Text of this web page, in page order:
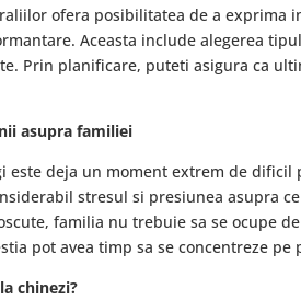
ofera posibilitatea de a exprima
Aceasta include alegerea
Prin planificare, puteti asigura ca
asupra familiei
este deja un moment extrem de
stresul si presiunea asupra
familia nu trebuie sa se ocupe
pot avea timp sa se concentreze
chinezi?